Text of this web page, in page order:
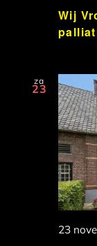
Wij
za
23
23